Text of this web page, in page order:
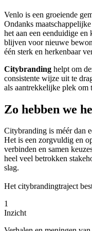
Venlo is een groeiende
Ondanks
het aan een eenduidige
blijven voor nieuwe
één sterk en herkenbaar
Citybranding helpt om
consistente wijze uit te
als aantrekkelijke plek om
Zo hebben we
Citybranding is méér dan
Het is een zorgvuldig en
verbinden en samen
heel veel betrokken
slag.
Het citybrandingtraject
1
Inzicht